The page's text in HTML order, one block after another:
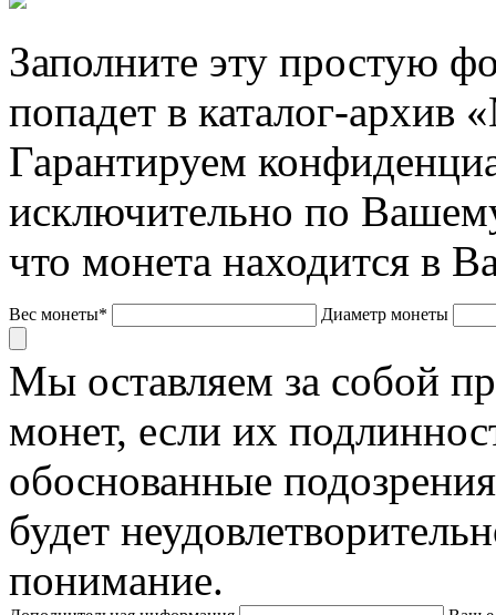
Заполните эту простую
попадет в каталог-архив
Гарантируем
исключительно по
что монета находится в
Вес монеты* Диаметр монеты
Мы оставляем за собой
монет, если их
обоснованные
будет
понимание.